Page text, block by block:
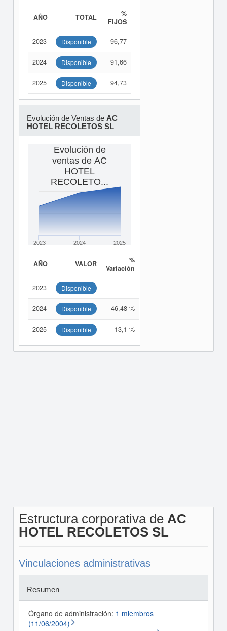
AÑO TOTAL
%
FIJOS
2023 Disponible 96,77
2024 Disponible 91,66
2025 Disponible 94,73
Evolución de Ventas de AC
HOTEL RECOLETOS SL
Evolución de
ventas de AC
HOTEL
RECOLETO...
2023 2024 2025
AÑO VALOR
%
Variación
2023 Disponible
2024 Disponible 46,48 %
2025 Disponible 13,1 %
Estructura corporativa de AC
HOTEL RECOLETOS SL
Vinculaciones administrativas
Resumen
Órgano de administración: 1 miembros
(11/06/2004)